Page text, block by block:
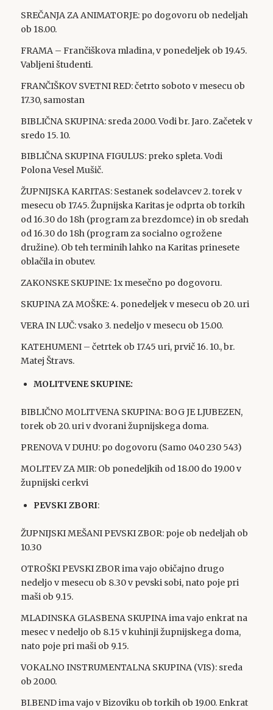
SREČANJA ZA ANIMATORJE: po dogovoru ob nedeljah
ob 18.00.
FRAMA – Frančiškova mladina, v ponedeljek ob 19.45.
Vabljeni študenti.
FRANČIŠKOV SVETNI RED: četrto soboto v mesecu ob
17.30, samostan
BIBLIČNA SKUPINA: sreda 20.00. Vodi br. Jaro. Začetek v
sredo 15. 10.
BIBLIČNA SKUPINA FIGULUS: preko spleta. Vodi
Polona Vesel Mušič.
ŽUPNIJSKA KARITAS: Sestanek sodelavcev 2. torek v
mesecu ob 17.45. Župnijska Karitas je odprta ob torkih
od 16.30 do 18h (program za brezdomce) in ob sredah
od 16.30 do 18h (program za socialno ogrožene
družine). Ob teh terminih lahko na Karitas prinesete
oblačila in obutev.
ZAKONSKE SKUPINE: 1x mesečno po dogovoru.
SKUPINA ZA MOŠKE: 4. ponedeljek v mesecu ob 20. uri
VERA IN LUČ: vsako 3. nedeljo v mesecu ob 15.00.
KATEHUMENI – četrtek ob 17.45 uri, prvič 16. 10., br.
Matej Štravs.
MOLITVENE SKUPINE:
BIBLIČNO MOLITVENA SKUPINA: BOG JE LJUBEZEN,
torek ob 20. uri v dvorani župnijskega doma.
PRENOVA V DUHU: po dogovoru (Samo 040 230 543)
MOLITEV ZA MIR: Ob ponedeljkih od 18.00 do 19.00 v
župnijski cerkvi
PEVSKI ZBORI:
ŽUPNIJSKI MEŠANI PEVSKI ZBOR: poje ob nedeljah ob
10.30
OTROŠKI PEVSKI ZBOR ima vajo običajno drugo
nedeljo v mesecu ob 8.30 v pevski sobi, nato poje pri
maši ob 9.15.
MLADINSKA GLASBENA SKUPINA ima vajo enkrat na
mesec v nedeljo ob 8.15 v kuhinji župnijskega doma,
nato poje pri maši ob 9.15.
VOKALNO INSTRUMENTALNA SKUPINA (VIS): sreda
ob 20.00.
BI.BEND ima vajo v Bizoviku ob torkih ob 19.00. Enkrat